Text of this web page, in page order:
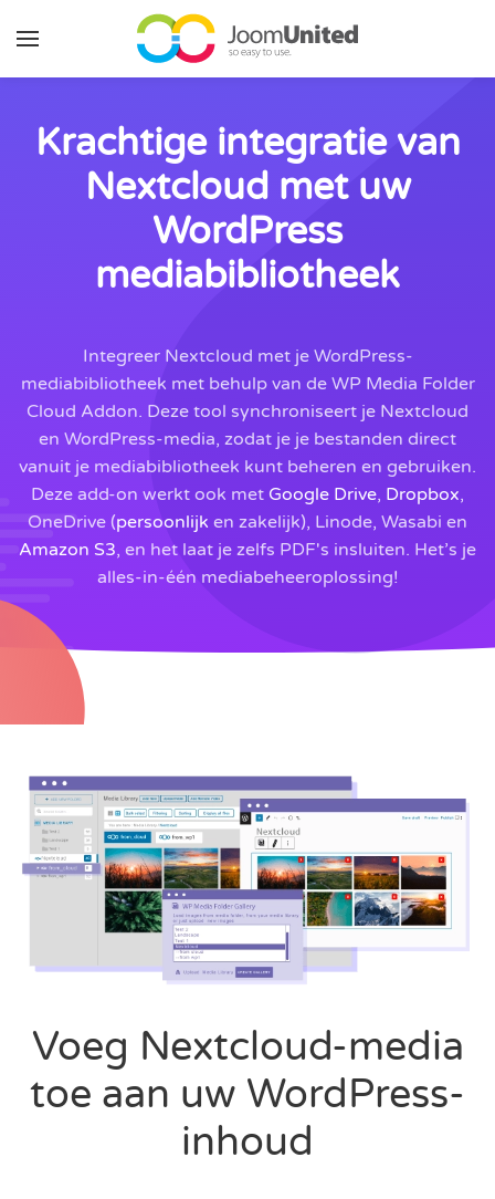
Ga naar de hoofdinhoud
Krachtige integratie van
Nextcloud met uw
WordPress
mediabibliotheek
Integreer Nextcloud met je WordPress-
mediabibliotheek met behulp van de WP Media Folder
Cloud Addon. Deze tool synchroniseert je Nextcloud
en WordPress-media, zodat je je bestanden direct
vanuit je mediabibliotheek kunt beheren en gebruiken.
Deze add-on werkt ook met Google Drive, Dropbox,
OneDrive (persoonlijk en zakelijk), Linode, Wasabi en
Amazon S3, en het laat je zelfs PDF's insluiten. Het’s je
alles-in-één mediabeheeroplossing!
Voeg Nextcloud-media
toe aan uw WordPress-
inhoud